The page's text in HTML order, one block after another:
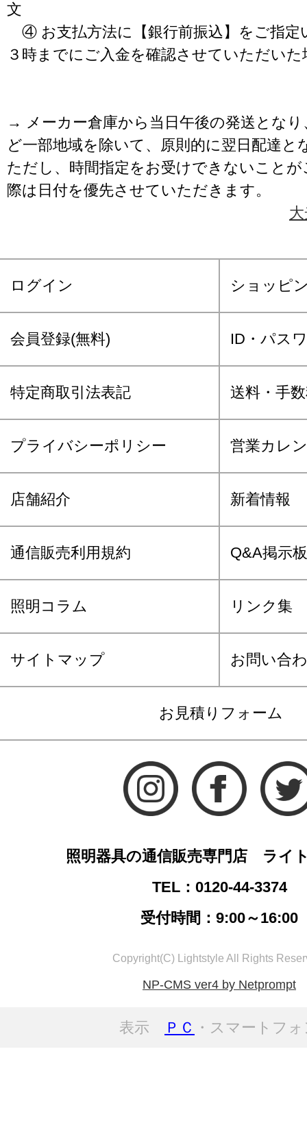
文
④ お支払方法に【銀行前振込】をご指定
３時までにご入金を確認させていただいた
→ メーカー倉庫から当日午後の発送となり
ど一部地域を除いて、原則的に翌日配達と
ただし、時間指定をお受けできないこと
際は日付を優先させていただきます。
ログイン ショッピ
会員登録(無料) ID・パス
特定商取引法表記 送料・手
プライバシーポリシー 営業カレ
店舗紹介 新着情報
通信販売利用規約 Q&A掲示板
照明コラム リンク集
サイトマップ お問い合
お見積りフォーム
照明器具の通信販売専門店 ライ
TEL：0120-44-3374
受付時間：9:00～16:00
Copyright(C) Lightstyle All Rights
NP-CMS ver4 by Netprompt
表示 ＰＣ ・スマートフ